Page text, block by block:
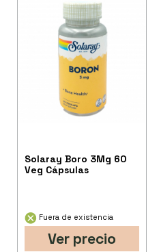
Solaray Boro 3Mg 60
Veg Cápsulas
Fuera de existencia
Ver precio